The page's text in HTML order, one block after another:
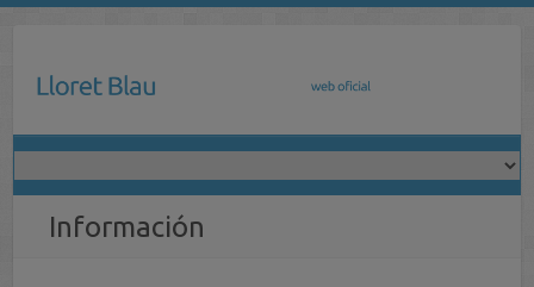
contenido
Información